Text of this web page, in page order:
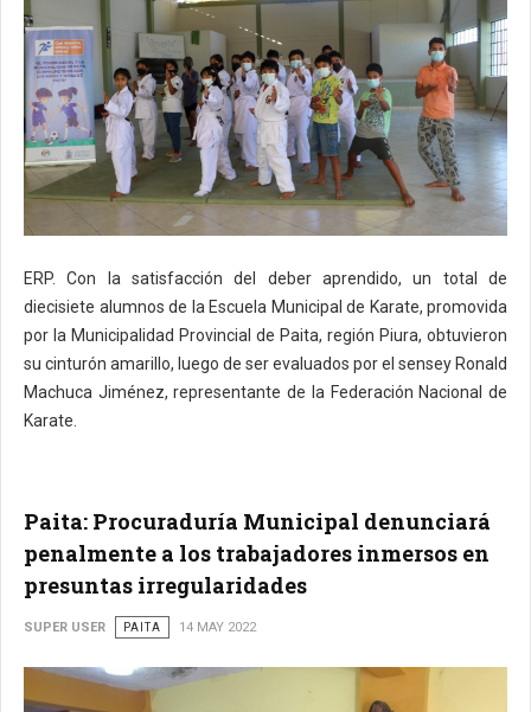
ERP. Con la satisfacción del deber aprendido, un total de
diecisiete alumnos de la Escuela Municipal de Karate, promovida
por la Municipalidad Provincial de Paita, región Piura, obtuvieron
su cinturón amarillo, luego de ser evaluados por el sensey Ronald
Machuca Jiménez, representante de la Federación Nacional de
Karate.
Paita: Procuraduría Municipal denunciará
penalmente a los trabajadores inmersos en
presuntas irregularidades
SUPER USER PAITA 14 MAY 2022